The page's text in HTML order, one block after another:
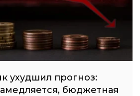
ухудшил прогноз:
бюджетная